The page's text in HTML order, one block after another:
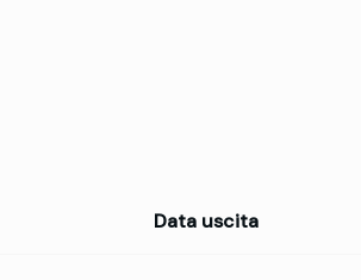
Data uscita